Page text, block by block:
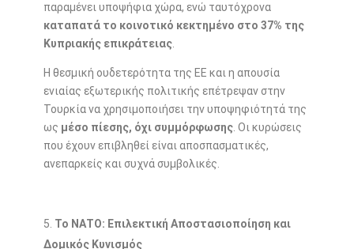
παραμένει υποψήφια χώρα, ενώ ταυτόχρονα
καταπατά το κοινοτικό κεκτημένο στο 37% της
Κυπριακής επικράτειας.
Η θεσμική ουδετερότητα της ΕΕ και η απουσία
ενιαίας εξωτερικής πολιτικής επέτρεψαν στην
Τουρκία να χρησιμοποιήσει την υποψηφιότητά της
ως μέσο πίεσης, όχι συμμόρφωσης. Οι κυρώσεις
που έχουν επιβληθεί είναι αποσπασματικές,
ανεπαρκείς και συχνά συμβολικές.
Το ΝΑΤΟ: Επιλεκτική Αποστασιοποίηση και
Δομικός Κυνισμός